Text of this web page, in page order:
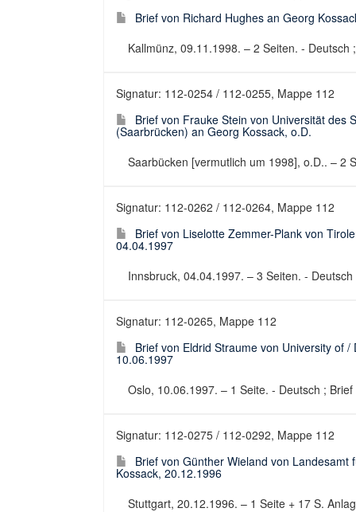
Brief von Richard Hughes an Georg
Kallmünz, 09.11.1998. – 2 Seiten. - Deutsch
Signatur: 112-0254 / 112-0255, Mappe 112
Brief von Frauke Stein von Universität des
(Saarbrücken) an Georg Kossack, o.D.
Saarbücken [vermutlich um 1998], o.D.. – 2
Signatur: 112-0262 / 112-0264, Mappe 112
Brief von Liselotte Zemmer-Plank von
04.04.1997
Innsbruck, 04.04.1997. – 3 Seiten. -
Signatur: 112-0265, Mappe 112
Brief von Eldrid Straume von University of
10.06.1997
Oslo, 10.06.1997. – 1 Seite. - Deutsch ;
Signatur: 112-0275 / 112-0292, Mappe 112
Brief von Günther Wieland von
Kossack, 20.12.1996
Stuttgart, 20.12.1996. – 1 Seite + 17 S.